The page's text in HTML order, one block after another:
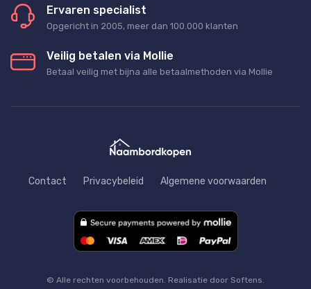
Ervaren specialist
Opgericht in 2005, meer dan 100.000 klanten
Veilig betalen via Mollie
Betaal veilig met bijna alle betaalmethoden via Mollie
Contact Privacybeleid Algemene voorwaarden
© Alle rechten voorbehouden. Realisatie door Softens.